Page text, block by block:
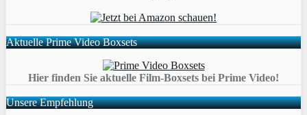
Aktuelle Prime Video Boxsets
Hier finden Sie aktuelle Film-Boxsets bei Prime Video!
Unsere Empfehlung